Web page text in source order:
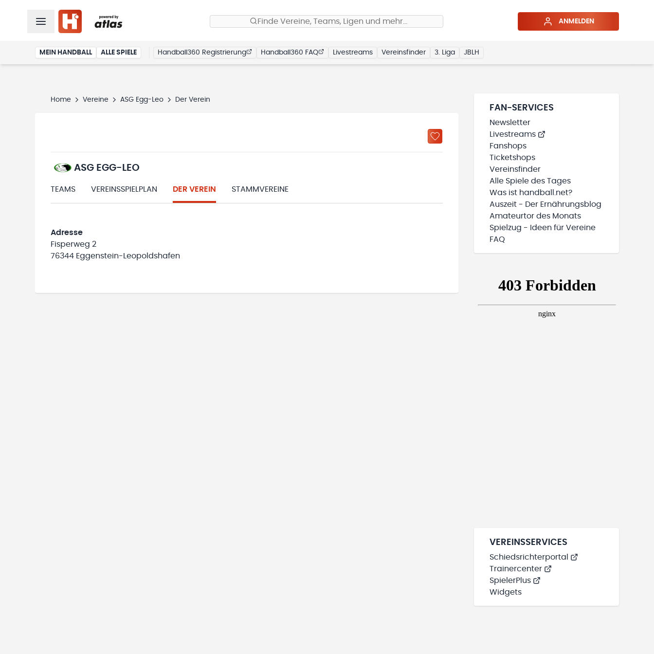
Finde Vereine, Teams, Ligen und mehr… ANMELDEN
MEIN HANDBALL ALLE SPIELE Handball360 Registrierung Handball360 FAQ Livestreams Vereinsfinder 3. Liga JBLH
Home Vereine ASG Egg-Leo Der Verein
ASG EGG-LEO
TEAMS VEREINSSPIELPLAN DER VEREIN STAMMVEREINE
Adresse
Fisperweg 2
76344 Eggenstein-Leopoldshafen
FAN-SERVICES
Newsletter
Livestreams
Fanshops
Ticketshops
Vereinsfinder
Alle Spiele des Tages
Was ist handball.net?
Auszeit - Der Ernährungsblog
Amateurtor des Monats
Spielzug - Ideen für Vereine
FAQ
VEREINSSERVICES
Schiedsrichterportal
Trainercenter
SpielerPlus
Widgets